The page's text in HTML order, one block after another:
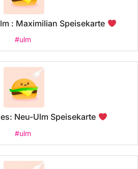
: Maximilian Speisekarte
#ulm
Neu-Ulm Speisekarte
#ulm